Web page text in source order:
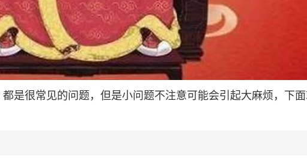
是很常见的问题，但是小问题不注意可能会引起大麻烦，下